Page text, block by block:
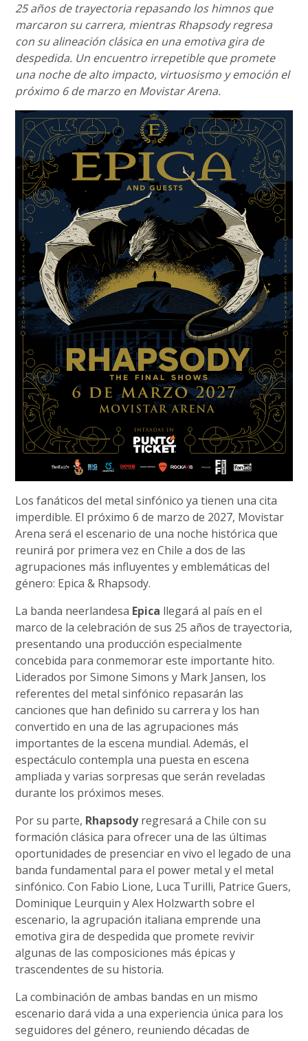
25 años de trayectoria repasando los himnos que
marcaron su carrera, mientras Rhapsody regresa
con su alineación clásica en una emotiva gira de
despedida. Un encuentro irrepetible que promete
una noche de alto impacto, virtuosismo y emoción el
próximo 6 de marzo en Movistar Arena.
Los fanáticos del metal sinfónico ya tienen una cita
imperdible. El próximo 6 de marzo de 2027, Movistar
Arena será el escenario de una noche histórica que
reunirá por primera vez en Chile a dos de las
agrupaciones más influyentes y emblemáticas del
género: Epica & Rhapsody.
La banda neerlandesa Epica llegará al país en el
marco de la celebración de sus 25 años de trayectoria,
presentando una producción especialmente
concebida para conmemorar este importante hito.
Liderados por Simone Simons y Mark Jansen, los
referentes del metal sinfónico repasarán las
canciones que han definido su carrera y los han
convertido en una de las agrupaciones más
importantes de la escena mundial. Además, el
espectáculo contempla una puesta en escena
ampliada y varias sorpresas que serán reveladas
durante los próximos meses.
Por su parte, Rhapsodyregresará a Chile con su
formación clásica para ofrecer una de las últimas
oportunidades de presenciar en vivo el legado de una
banda fundamental para el power metal y el metal
sinfónico. Con Fabio Lione, Luca Turilli, Patrice Guers,
Dominique Leurquin y Alex Holzwarth sobre el
escenario, la agrupación italiana emprende una
emotiva gira de despedida que promete revivir
algunas de las composiciones más épicas y
trascendentes de su historia.
La combinación de ambas bandas en un mismo
escenario dará vida a una experiencia única para los
seguidores del género, reuniendo décadas de